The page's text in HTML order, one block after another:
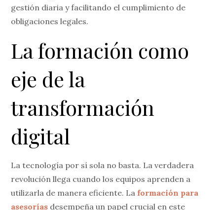
gestión diaria y facilitando el cumplimiento de
obligaciones legales.
La formación como
eje de la
transformación
digital
La tecnología por sí sola no basta. La verdadera
revolución llega cuando los equipos aprenden a
utilizarla de manera eficiente. La formación para
asesorías desempeña un papel crucial en este